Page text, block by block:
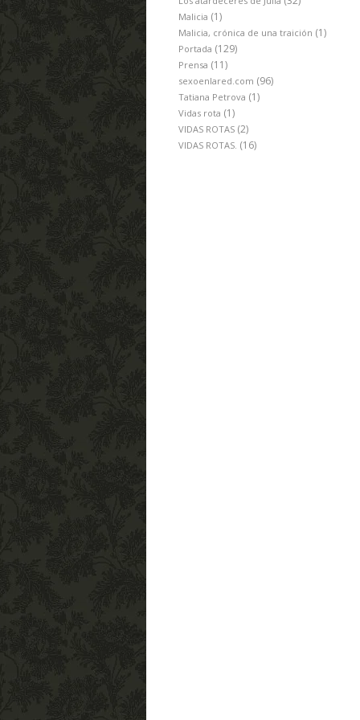
Malicia (1)
Malicia, crónica de una traición (1)
Portada (129)
Prensa (11)
sexoenlared.com (96)
Tatiana Petrova (1)
Vidas rota (1)
VIDAS ROTAS (2)
VIDAS ROTAS. (16)